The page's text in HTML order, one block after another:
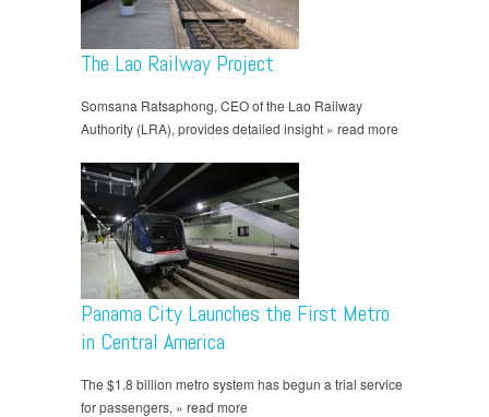
The Lao Railway Project
Somsana Ratsaphong, CEO of the Lao Railway
Authority (LRA), provides detailed insight » read more
Panama City Launches the First Metro
in Central America
The $1.8 billion metro system has begun a trial service
for passengers, » read more